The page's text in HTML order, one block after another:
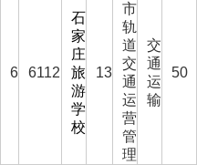
6 6112
石
家
庄
旅
游
学
校
13
市
轨
道
交
通
运
营
管
理
交
通
运
输
50